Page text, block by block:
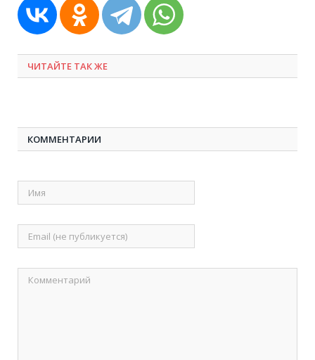
ЧИТАЙТЕ ТАК ЖЕ
КОММЕНТАРИИ